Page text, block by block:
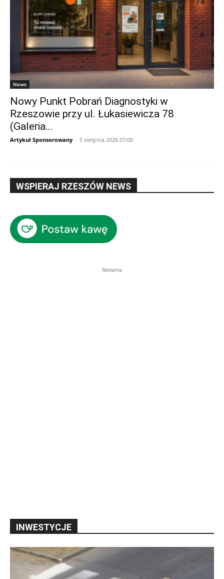
News
Nowy Punkt Pobrań Diagnostyki w
Rzeszowie przy ul. Łukasiewicza 78
(Galeria...
Artykuł Sponsorowany - 5 sierpnia 2026 07:00
WSPIERAJ RZESZÓW NEWS
Reklama
INWESTYCJE